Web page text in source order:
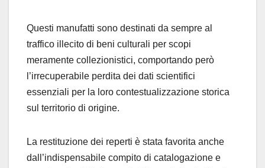
Questi manufatti sono destinati da sempre al
traffico illecito di beni culturali per scopi
meramente collezionistici, comportando però
l’irrecuperabile perdita dei dati scientifici
essenziali per la loro contestualizzazione storica
sul territorio di origine.
La restituzione dei reperti è stata favorita anche
dall’indispensabile compito di catalogazione e